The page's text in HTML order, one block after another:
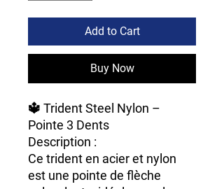
Add to Cart
Buy Now
🔱 Trident Steel Nylon –
Pointe 3 Dents
Description :
Ce trident en acier et nylon
est une pointe de flèche